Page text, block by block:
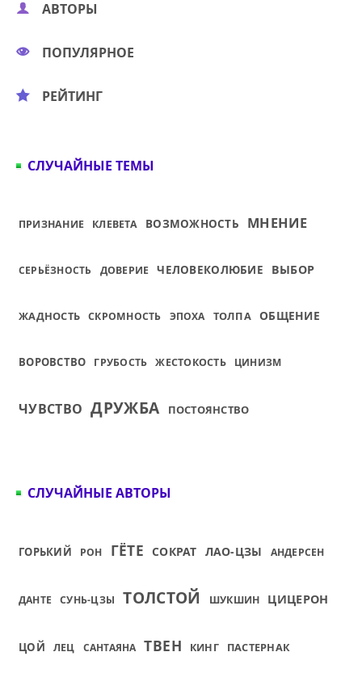
АВТОРЫ
ПОПУЛЯРНОЕ
РЕЙТИНГ
СЛУЧАЙНЫЕ ТЕМЫ
ПРИЗНАНИЕ КЛЕВЕТА ВОЗМОЖНОСТЬ МНЕНИЕ
СЕРЬЁЗНОСТЬ ДОВЕРИЕ ЧЕЛОВЕКОЛЮБИЕ ВЫБОР
ЖАДНОСТЬ СКРОМНОСТЬ ЭПОХА ТОЛПА ОБЩЕНИЕ
ВОРОВСТВО ГРУБОСТЬ ЖЕСТОКОСТЬ ЦИНИЗМ
ЧУВСТВО ДРУЖБА ПОСТОЯНСТВО
СЛУЧАЙНЫЕ АВТОРЫ
ГОРЬКИЙ РОН ГЁТЕ СОКРАТ ЛАО-ЦЗЫ АНДЕРСЕН
ДАНТЕ СУНЬ-ЦЗЫ ТОЛСТОЙ ШУКШИН ЦИЦЕРОН
ЦОЙ ЛЕЦ САНТАЯНА ТВЕН КИНГ ПАСТЕРНАК